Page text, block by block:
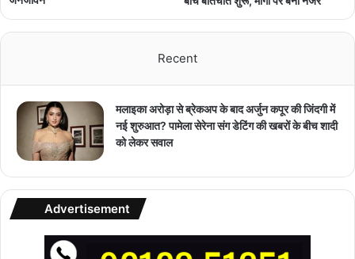
Recent
मलाइका अरोड़ा से ब्रेकअप के बाद अर्जुन कपूर की जिंदगी में
नई शुरुआत? पामेला सेरेना संग डेटिंग की खबरों के बीच शादी
को लेकर सवाल
Advertisement